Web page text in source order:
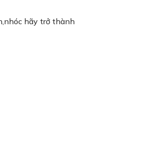
hãy trở thành